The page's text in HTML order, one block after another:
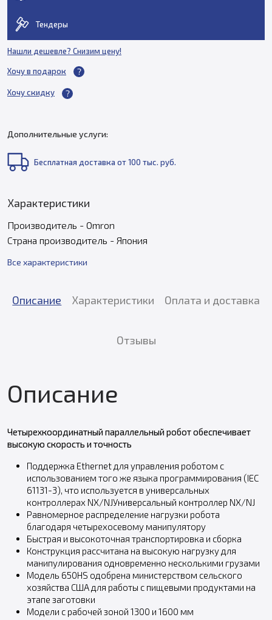
Тендеры
Нашли дешевле? Снизим цену!
Хочу в подарок
Хочу скидку
Дополнительные услуги:
Бесплатная доставка от 100 тыс. руб.
Характеристики
Производитель - Omron
Страна производитель - Япония
Все характеристики
Описание Характеристики Оплата и доставка
Отзывы
Описание
Четырехкоординатный параллельный робот обеспечивает
высокую скорость и точность
Поддержка Ethernet для управления роботом с
использованием того же языка программирования (IEC
61131-3), что используется в универсальных
контроллерах NX/NJУниверсальный контроллер NX/NJ
Равномерное распределение нагрузки робота
благодаря четырехосевому манипулятору
Быстрая и высокоточная транспортировка и сборка
Конструкция рассчитана на высокую нагрузку для
манипулирования одновременно несколькими грузами
Модель 650HS одобрена министерством сельского
хозяйства США для работы с пищевыми продуктами на
этапе заготовки
Модели с рабочей зоной 1300 и 1600 мм